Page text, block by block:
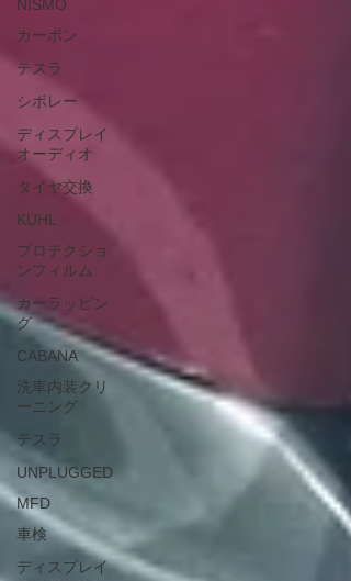
NISMO
カーボン
テスラ
シボレー
ディスプレイ
オーディオ
タイヤ交換
KUHL
プロテクショ
ンフィルム
カーラッピン
グ
CABANA
洗車内装クリ
ーニング
テスラ
UNPLUGGED
MFD
車検
ディスプレイ